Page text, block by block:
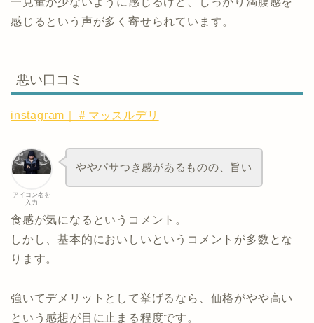
感じるという声が多く寄せられています。
悪い口コミ
instagram｜＃マッスルデリ
アイコン名を
入力
ややパサつき感があるものの、旨い
食感が気になるというコメント。
しかし、基本的においしいというコメントが多数とな
ります。
強いてデメリットとして挙げるなら、価格がやや高い
という感想が目に止まる程度です。